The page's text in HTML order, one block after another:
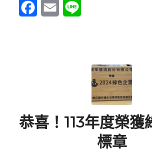
Facebook
Email
恭喜！113年度榮獲
標章